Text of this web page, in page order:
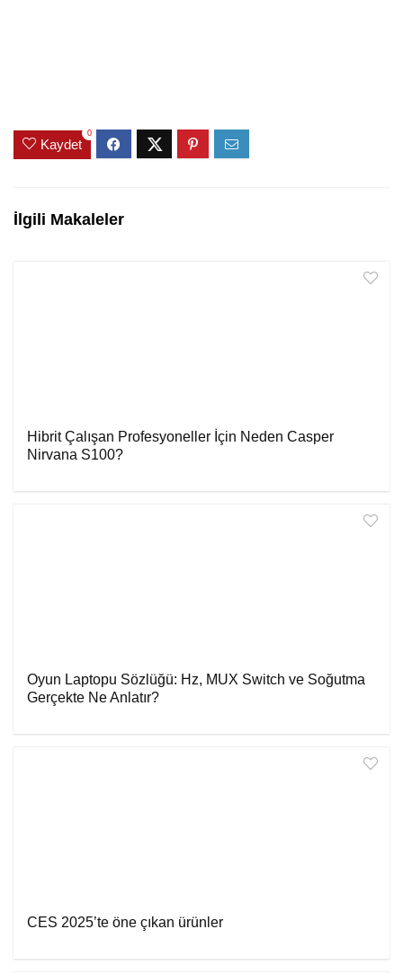
Kaydet
0
İlgili Makaleler
Hibrit Çalışan Profesyoneller İçin Neden Casper
Nirvana S100?
Oyun Laptopu Sözlüğü: Hz, MUX Switch ve Soğutma
Gerçekte Ne Anlatır?
CES 2025’te öne çıkan ürünler